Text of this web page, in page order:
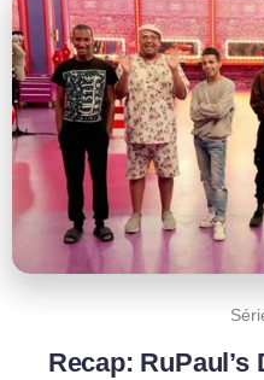
Recap: RuPaul’s